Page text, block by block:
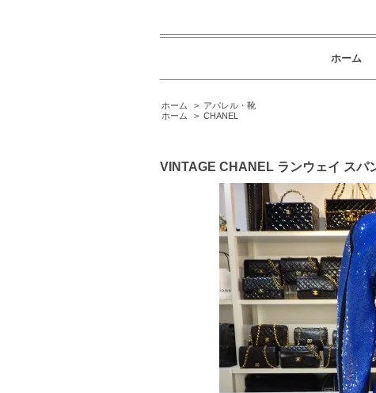
ホーム
ホーム > アパレル・靴
ホーム
> CHANEL
VINTAGE CHANEL ランウェイ スパ